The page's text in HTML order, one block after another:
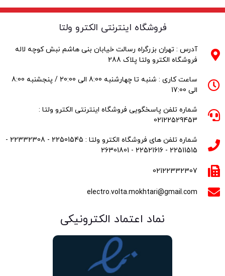
فروشگاه اینترنتی الکترو ولتا
آدرس : تهران بزرگراه رسالت خیابان بنی هاشم نبش کوچه لاله
فروشگاه الکترو ولتا پلاک 288
ساعت کاری : شنبه تا چهارشنبه 8:00 الی 20:00 / پنجشنبه 8:00
الی 17:00
شماره تلفن پاسخگویی فروشگاه اینترنتی الکترو ولتا :
02122529453
شماره تلفن های فروشگاه الکترو ولتا : 22501545 - 22332308 -
22511515 - 22521616 - 26301801
02122332307
electro.volta.mokhtari@gmail.com
نماد اعتماد الکترونیکی